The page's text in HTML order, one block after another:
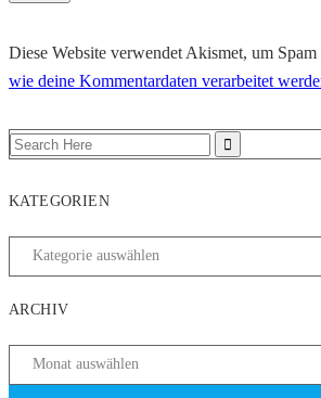
Diese Website verwendet Akismet, um Spam
wie deine Kommentardaten verarbeitet
KATEGORIEN
ARCHIV